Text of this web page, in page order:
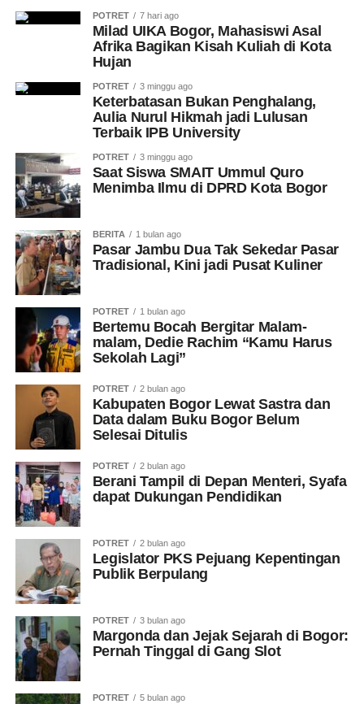
POTRET 7 hari ago
Milad UIKA Bogor, Mahasiswi Asal
Afrika Bagikan Kisah Kuliah di Kota
Hujan
POTRET 3 minggu ago
Keterbatasan Bukan Penghalang,
Aulia Nurul Hikmah jadi Lulusan
Terbaik IPB University
POTRET 3 minggu ago
Saat Siswa SMAIT Ummul Quro
Menimba Ilmu di DPRD Kota Bogor
BERITA 1 bulan ago
Pasar Jambu Dua Tak Sekedar Pasar
Tradisional, Kini jadi Pusat Kuliner
POTRET 1 bulan ago
Bertemu Bocah Bergitar Malam-
malam, Dedie Rachim “Kamu Harus
Sekolah Lagi”
POTRET 2 bulan ago
Kabupaten Bogor Lewat Sastra dan
Data dalam Buku Bogor Belum
Selesai Ditulis
POTRET 2 bulan ago
Berani Tampil di Depan Menteri, Syafa
dapat Dukungan Pendidikan
POTRET 2 bulan ago
Legislator PKS Pejuang Kepentingan
Publik Berpulang
POTRET 3 bulan ago
Margonda dan Jejak Sejarah di Bogor:
Pernah Tinggal di Gang Slot
POTRET 5 bulan ago